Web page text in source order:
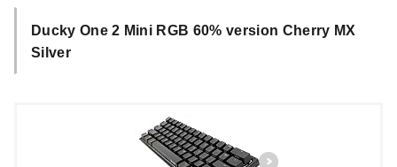
Ducky One 2 Mini RGB 60% version Cherry MX
Silver